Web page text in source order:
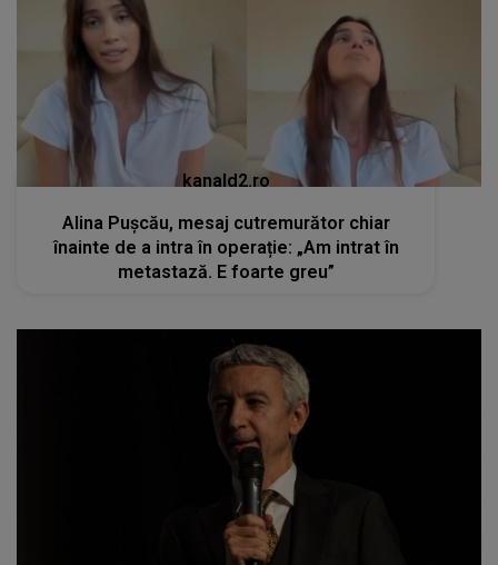
kanald2.ro
Alina Pușcău, mesaj cutremurător chiar
înainte de a intra în operație: „Am intrat în
metastază. E foarte greu”